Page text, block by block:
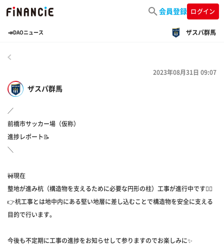
会員登録 ログイン
📣DAOニュース ザスパ群馬
ザスパ群馬
2023年08月31日 09:07
／
前橋市サッカー場（仮称）
進捗レポート📝
＼
🚧現在
整地が進み杭（構造物を支えるために必要な円形の柱）工事が進行中です💁‍♂️
👉杭工事とは地中内にある堅い地層に差し込むことで構造物を安全に支える
目的で行います。
今後も不定期に工事の進捗をお知らせして参りますのでお楽しみに✨